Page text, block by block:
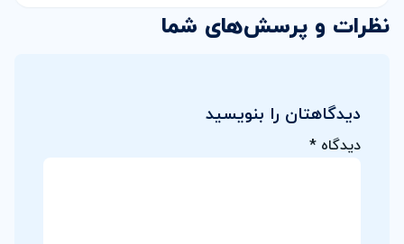
نظرات و پرسش‌های شما
دیدگاهتان را بنویسید
دیدگاه *